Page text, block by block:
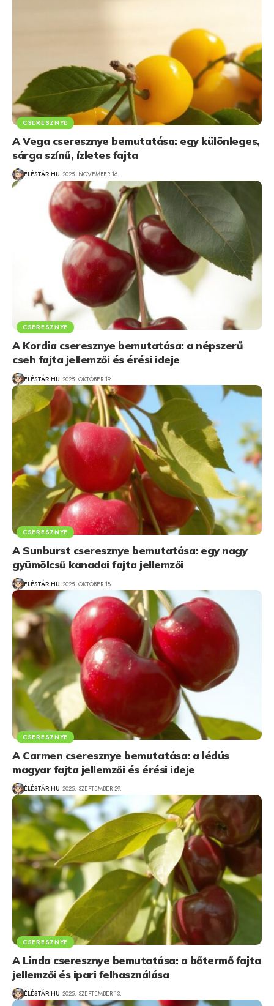
CSERESZNYE
A Vega cseresznye bemutatása: egy különleges,
sárga színű, ízletes fajta
ÉLÉSTÁR.HU 2025. NOVEMBER 16.
CSERESZNYE
A Kordia cseresznye bemutatása: a népszerű
cseh fajta jellemzői és érési ideje
ÉLÉSTÁR.HU 2025. OKTÓBER 19.
CSERESZNYE
A Sunburst cseresznye bemutatása: egy nagy
gyümölcsű kanadai fajta jellemzői
ÉLÉSTÁR.HU 2025. OKTÓBER 18.
CSERESZNYE
A Carmen cseresznye bemutatása: a lédús
magyar fajta jellemzői és érési ideje
ÉLÉSTÁR.HU 2025. SZEPTEMBER 29.
CSERESZNYE
A Linda cseresznye bemutatása: a bőtermő fajta
jellemzői és ipari felhasználása
ÉLÉSTÁR.HU 2025. SZEPTEMBER 13.